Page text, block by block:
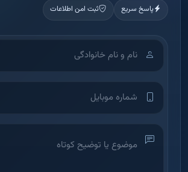
پاسخ سریع ثبت امن اطلاعات